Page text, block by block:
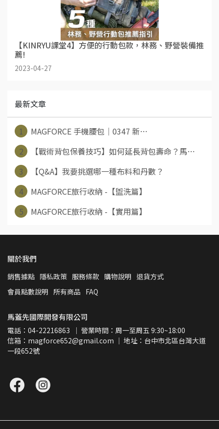
【KINRYU課堂4】方便的行動包款，林務、野營裝備推
薦!
2023-04-27
最新文章
1
MAGFORCE 手機腰包｜0347 新⋯
2
【戰術背包保養技巧】如何延長背包壽命？馬⋯
3
【Q&A】我要挑選哪一種布料和丹數？
4
MAGFORCE旅行收納 -【盥洗篇】
5
MAGFORCE旅行收納 -【實用篇】
關於我們
銷售據點 隱私政策 服務條款 購物說明 退貨方式
會員點數說明 所有商品 FAQ
馬蓋先國際開發有限公司
電話：04-22216863  ｜ 營業時間：周一至周五 9:30~18:00
信箱：magforce652@gmail.com ｜ 地址：台中市北區台灣大道
一段652號